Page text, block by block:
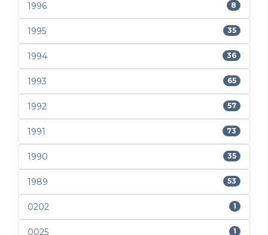
1996 8
1995 35
1994 36
1993 65
1992 57
1991 73
1990 35
1989 53
0202 1
0025 1